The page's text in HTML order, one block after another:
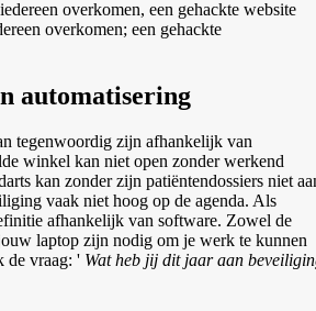
overkomen; een gehackte
automatisering
tegenwoordig zijn afhankelijk van
winkel kan niet open zonder werkend
kan zonder zijn patiëntendossiers niet
vaak niet hoog op de agenda. Als
afhankelijk van software. Zowel de
laptop zijn nodig om je werk te kunnen
de vraag: ' Wat heb jij dit jaar aan